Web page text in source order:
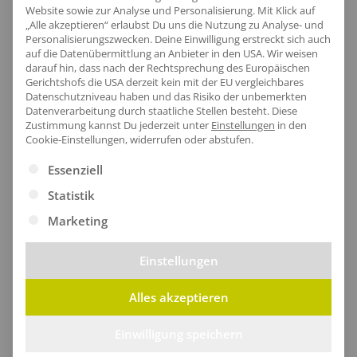
Komfort dank des atmungsaktiven Gewebes. Ideal
für ein professionelles Erscheinungsbild und perfekt
für Firmen-Branding.
Website sowie zur Analyse und Personalisierung. Mit Klick auf
„Alle akzeptieren“ erlaubst Du uns die Nutzung zu Analyse- und
Personalisierungszwecken. Deine Einwilligung erstreckt sich auch
auf die Datenübermittlung an Anbieter in den USA. Wir weisen
darauf hin, dass nach der Rechtsprechung des Europäischen
Gerichtshofs die USA derzeit kein mit der EU vergleichbares
Datenschutzniveau haben und das Risiko der unbemerkten
Datenverarbeitung durch staatliche Stellen besteht. Diese
Zustimmung kannst Du jederzeit unter Einstellungen in den
Cookie-Einstellungen, widerrufen oder abstufen.
Es folgt eine Liste der Service-Gruppen, für die eine
Essenziell
Statistik
Marketing
Einstellungen
Alles akzeptieren